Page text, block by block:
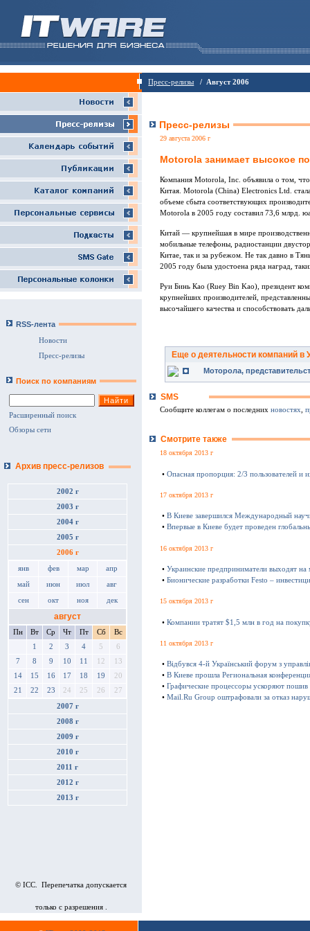
Пресс-релизы / Август 2006
RSS-лента
Новости
Пресс-релизы
Поиск по компаниям
Расширенный поиск
Обзоры сети
Архив пресс-релизов
2002 г
2003 г
2004 г
2005 г
2006 г
янв фев мар апр
май июн июл авг
сен окт ноя дек
август
Пн Вт Ср Чт Пт Сб
Вс
1
2 3 4 5
6
7
8 9 10 11 12
13
14
15 16 17 18 19
20
21
22 23 24 25 26 27
2007 г
2008 г
2009 г
2010 г
2011 г
2012 г
2013 г
© ICC. Перепечатка допускается
только с разрешения .
Пресс-релизы
29 августа 2006 г
Motorola занимает высокое
Компания Motorola, Inc. объявила о том, что
Китая. Motorola (China) Electronics Ltd.
объеме сбыта соответствующих
Motorola в 2005 году составил 73,6 млрд.
Китай — крупнейшая в мире
мобильные телефоны, радиостанции
Китае, так и за рубежом. Не так давно в
2005 году была удостоена ряда наград,
Руи Бинь Као (Ruey Bin Kao), президент
крупнейших производителей,
высочайшего качества и способствовать
Еще о деятельности компаний в
Моторола,
SMS
Сообщите коллегам о последних новостях
Смотрите также
18 октября 2013 г
• Опасная пропорция: 2/3 пользователей и
17 октября 2013 г
• В Киеве завершился Международный
• Впервые в Киеве будет проведен
16 октября 2013 г
• Украинские предприниматели выходят
• Бионические разработки Festo –
15 октября 2013 г
• Компании тратят $1,5 млн в год на
11 октября 2013 г
• Відбувся 4-й Український форум з
• В Киеве прошла Региональная
• Графические процессоры ускоряют
• Mail.Ru Group оштрафовали за отказ